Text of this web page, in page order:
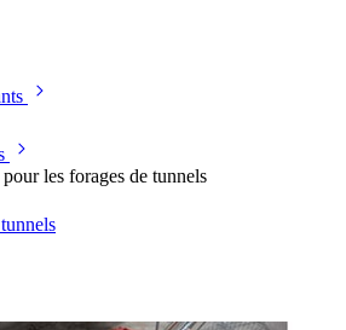
les forages de tunnels